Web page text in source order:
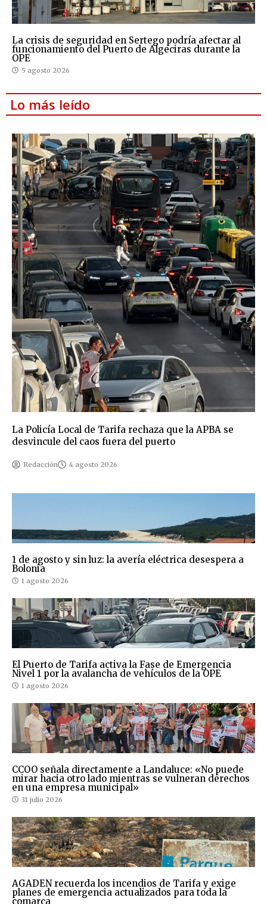
La crisis de seguridad en Sertego podría afectar al
funcionamiento del Puerto de Algeciras durante la
OPE
5 agosto 2026
Lo más leído
La Policía Local de Tarifa rechaza que la APBA se
desvincule del caos fuera del puerto
Redacción 4 agosto 2026
1 de agosto y sin luz: la avería eléctrica desespera a
Bolonia
1 agosto 2026
El Puerto de Tarifa activa la Fase de Emergencia
Nivel 1 por la avalancha de vehículos de la OPE
1 agosto 2026
CCOO señala directamente a Landaluce: «No puede
mirar hacia otro lado mientras se vulneran derechos
en una empresa municipal»
31 julio 2026
AGADEN recuerda los incendios de Tarifa y exige
planes de emergencia actualizados para toda la
comarca